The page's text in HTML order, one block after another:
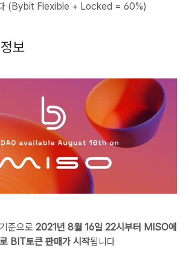
(Bybit Flexible + Locked = 60%)
보
준으로 2021년 8월 16일 22시부터 MISO에
BIT토큰 판매가 시작됩니다